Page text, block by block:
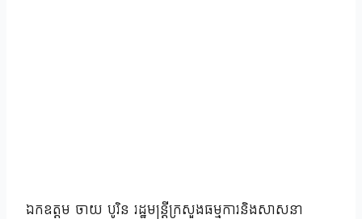
ឯកឧត្តម ចាយ បូរិន រដ្ឋមន្ត្រីក្រសួងធម្មការនិងសាសនា